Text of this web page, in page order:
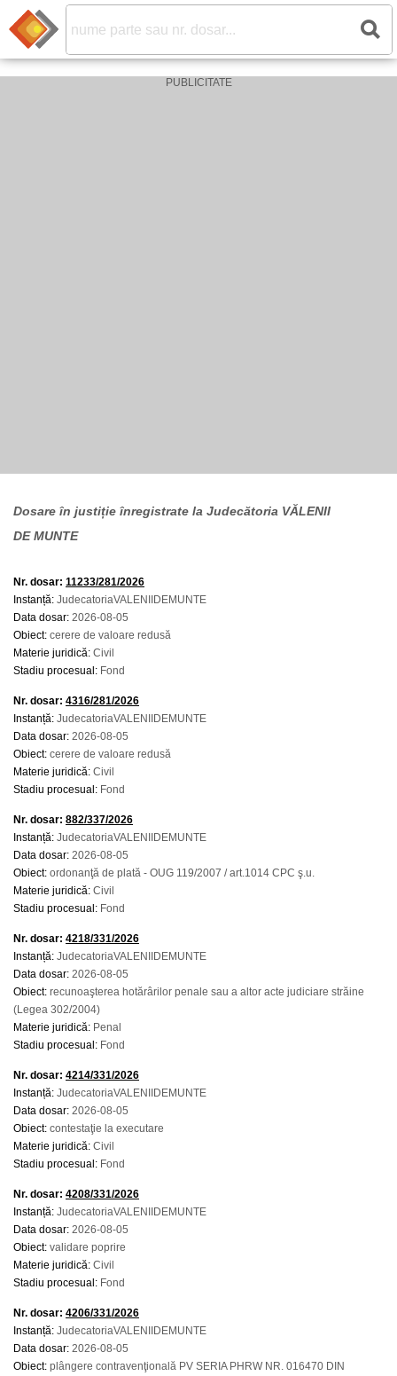
Dosare în justiție înregistrate la Judecătoria VĂLENII
DE MUNTE
Nr. dosar: 11233/281/2026
Instanță: JudecatoriaVALENIIDEMUNTE
Data dosar: 2026-08-05
Obiect: cerere de valoare redusă
Materie juridică: Civil
Stadiu procesual: Fond
Nr. dosar: 4316/281/2026
Instanță: JudecatoriaVALENIIDEMUNTE
Data dosar: 2026-08-05
Obiect: cerere de valoare redusă
Materie juridică: Civil
Stadiu procesual: Fond
Nr. dosar: 882/337/2026
Instanță: JudecatoriaVALENIIDEMUNTE
Data dosar: 2026-08-05
Obiect: ordonanţă de plată - OUG 119/2007 / art.1014 CPC ş.u.
Materie juridică: Civil
Stadiu procesual: Fond
Nr. dosar: 4218/331/2026
Instanță: JudecatoriaVALENIIDEMUNTE
Data dosar: 2026-08-05
Obiect: recunoaşterea hotărârilor penale sau a altor acte judiciare străine
(Legea 302/2004)
Materie juridică: Penal
Stadiu procesual: Fond
Nr. dosar: 4214/331/2026
Instanță: JudecatoriaVALENIIDEMUNTE
Data dosar: 2026-08-05
Obiect: contestaţie la executare
Materie juridică: Civil
Stadiu procesual: Fond
Nr. dosar: 4208/331/2026
Instanță: JudecatoriaVALENIIDEMUNTE
Data dosar: 2026-08-05
Obiect: validare poprire
Materie juridică: Civil
Stadiu procesual: Fond
Nr. dosar: 4206/331/2026
Instanță: JudecatoriaVALENIIDEMUNTE
Data dosar: 2026-08-05
Obiect: plângere contravenţională PV SERIA PHRW NR. 016470 DIN